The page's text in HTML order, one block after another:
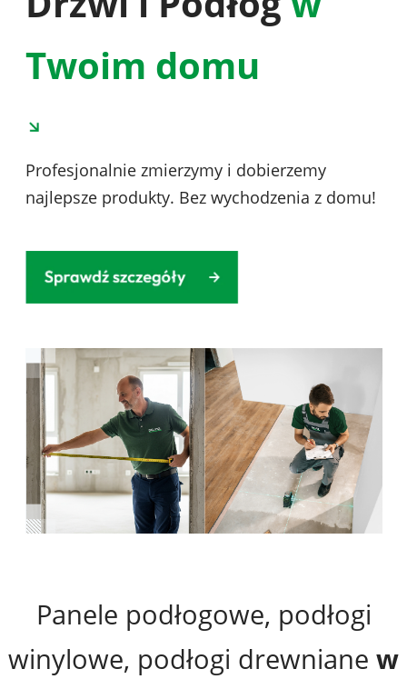
Twoim domu
Profesjonalnie zmierzymy i dobierzemy
najlepsze produkty. Bez wychodzenia z domu!
Panele podłogowe, podłogi
winylowe, podłogi drewniane w